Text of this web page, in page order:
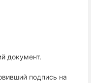
документ.
подпись на